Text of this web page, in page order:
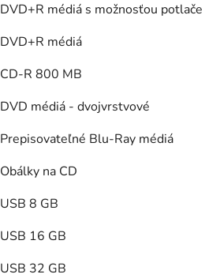
DVD+R médiá s možnosťou potlače
DVD+R médiá
CD-R 800 MB
DVD médiá - dvojvrstvové
Prepisovateľné Blu-Ray médiá
Obálky na CD
USB 8 GB
USB 16 GB
USB 32 GB